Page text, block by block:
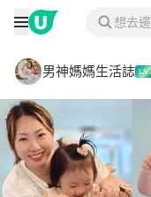
男神媽媽生活誌